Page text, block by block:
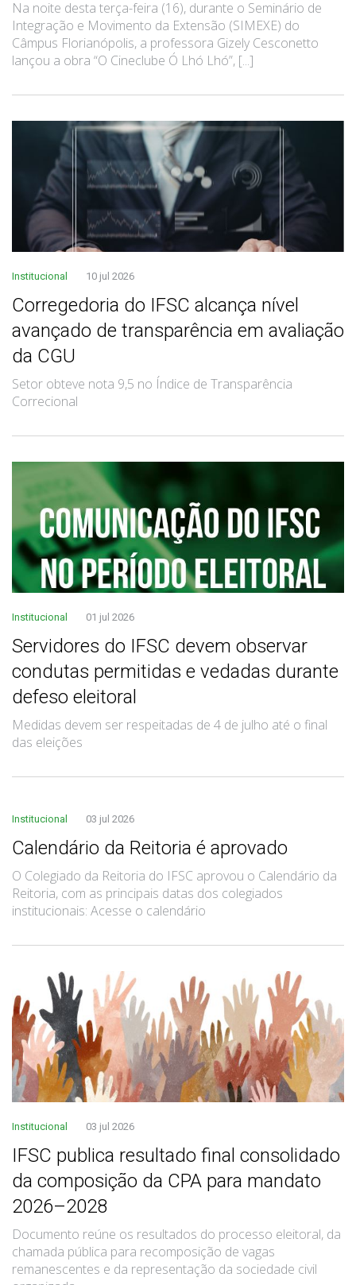
Na noite desta terça-feira (16), durante o Seminário de
Integração e Movimento da Extensão (SIMEXE) do
Câmpus Florianópolis, a professora Gizely Cesconetto
lançou a obra “O Cineclube Ó Lhó Lhó”, [...]
Institucional 10 jul 2026
Corregedoria do IFSC alcança nível
avançado de transparência em avaliação
da CGU
Setor obteve nota 9,5 no Índice de Transparência
Correcional
Institucional 01 jul 2026
Servidores do IFSC devem observar
condutas permitidas e vedadas durante
defeso eleitoral
Medidas devem ser respeitadas de 4 de julho até o final
das eleições
Institucional 03 jul 2026
Calendário da Reitoria é aprovado
O Colegiado da Reitoria do IFSC aprovou o Calendário da
Reitoria, com as principais datas dos colegiados
institucionais: Acesse o calendário
Institucional 03 jul 2026
IFSC publica resultado final consolidado
da composição da CPA para mandato
2026–2028
Documento reúne os resultados do processo eleitoral, da
chamada pública para recomposição de vagas
remanescentes e da representação da sociedade civil